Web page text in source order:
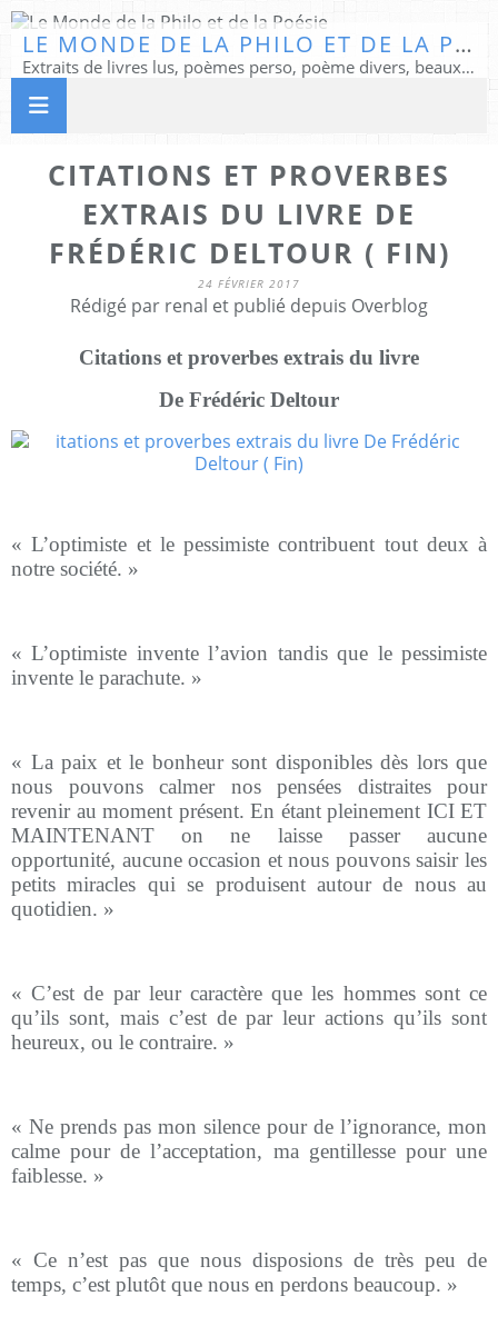
LE MONDE DE LA PHILO ET DE LA POÉSIE
Extraits de livres lus, poèmes perso, poème divers, beaux textes...
CITATIONS ET PROVERBES
EXTRAIS DU LIVRE DE
FRÉDÉRIC DELTOUR ( FIN)
24 FÉVRIER 2017
Rédigé par renal et publié depuis Overblog
Citations et proverbes extrais du livre
De Frédéric Deltour
« L’optimiste et le pessimiste contribuent tout deux à
notre société. »
« L’optimiste invente l’avion tandis que le pessimiste
invente le parachute. »
« La paix et le bonheur sont disponibles dès lors que
nous pouvons calmer nos pensées distraites pour
revenir au moment présent. En étant pleinement ICI ET
MAINTENANT on ne laisse passer aucune
opportunité, aucune occasion et nous pouvons saisir les
petits miracles qui se produisent autour de nous au
quotidien. »
« C’est de par leur caractère que les hommes sont ce
qu’ils sont, mais c’est de par leur actions qu’ils sont
heureux, ou le contraire. »
« Ne prends pas mon silence pour de l’ignorance, mon
calme pour de l’acceptation, ma gentillesse pour une
faiblesse. »
« Ce n’est pas que nous disposions de très peu de
temps, c’est plutôt que nous en perdons beaucoup. »